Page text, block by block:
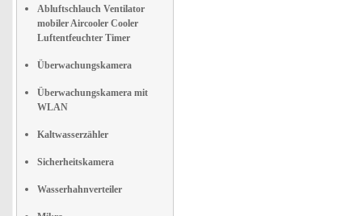
Abluftschlauch Ventilator
mobiler Aircooler Cooler
Luftentfeuchter Timer
Überwachungskamera
Überwachungskamera mit
WLAN
Kaltwasserzähler
Sicherheitskamera
Wasserhahnverteiler